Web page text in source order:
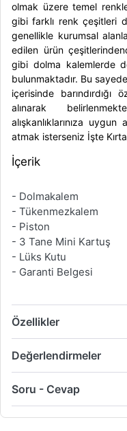
olmak üzere temel
gibi farklı renk çeşitleri
genellikle kurumsal
edilen ürün
gibi dolma kalemlerde
bulunmaktadır. Bu sayede
içerisinde
alınarak
alışkanlıklarınıza
atmak isterseniz İşte
İçerik
- Dolmakalem
- Tükenmezkalem
- Piston
- 3 Tane Mini Kartuş
- Lüks Kutu
- Garanti Belgesi
Özellikler
Değerlendirmeler
Soru - Cevap